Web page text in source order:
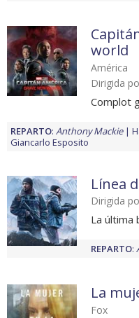
world
América
Dirigida
Complot
REPARTO: Anthony Mackie
Giancarlo Esposito
Línea
Dirigida
La última
REPARTO:
La
Fox